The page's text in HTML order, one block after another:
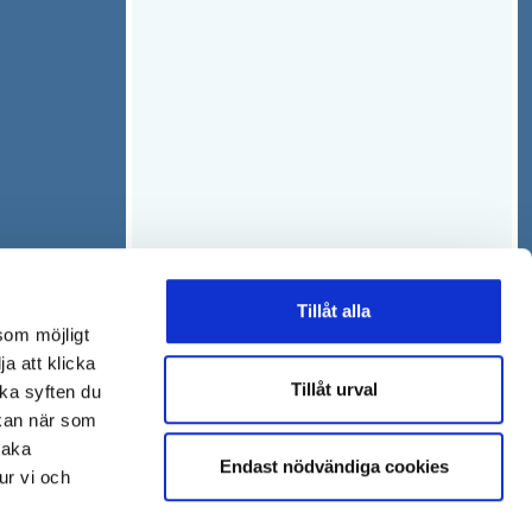
möjligt
att klicka
syften du
när som
vi och
Tillåt alla
Tillåt urval
Endast nödvändiga cookies